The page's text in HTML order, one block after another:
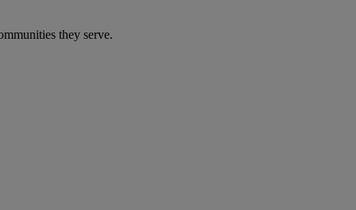
they serve.